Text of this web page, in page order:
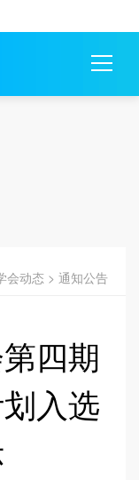
会动态 > 通知公告
四期
入选